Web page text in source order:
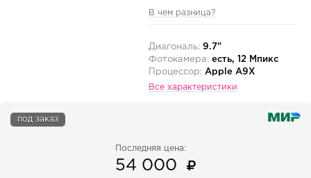
В чем разница?
Диагональ: 9.7"
Фотокамера: есть, 12 Мпикс
Процессор: Apple A9X
Все характеристики
под заказ
Последняя цена:
54 000